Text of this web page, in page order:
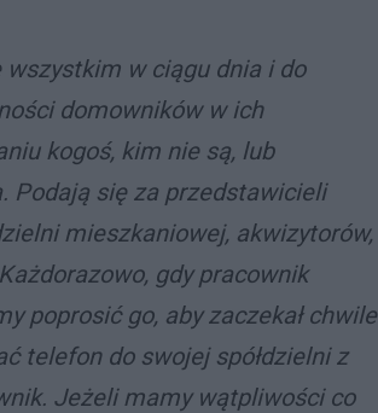
wszystkim w ciągu dnia i do
domowników w ich
kogoś, kim nie są, lub
Podają się za przedstawicieli
mieszkaniowej, akwizytorów,
gdy pracownik
poprosić go, aby zaczekał chwile
telefon do swojej spółdzielni z
Jeżeli mamy wątpliwości co